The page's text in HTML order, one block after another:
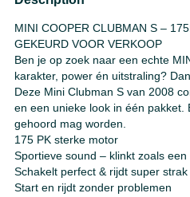
MINI COOPER CLUBMAN S –
GEKEURD VOOR VERKOOP
Ben je op zoek naar een echte
karakter, power én uitstraling?
Deze Mini Clubman S van 2008
en een unieke look in één pakket.
gehoord mag worden.
175 PK sterke motor
Sportieve sound – klinkt zoals
Schakelt perfect & rijdt super strak
Start en rijdt zonder problemen